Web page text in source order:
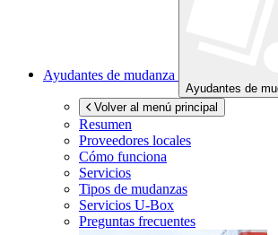
Ayudantes de mudanza
Ayudantes de
Volver al menú principal
Resumen
Proveedores locales
Cómo funciona
Servicios
Tipos de mudanzas
Servicios U-Box
Preguntas frecuentes